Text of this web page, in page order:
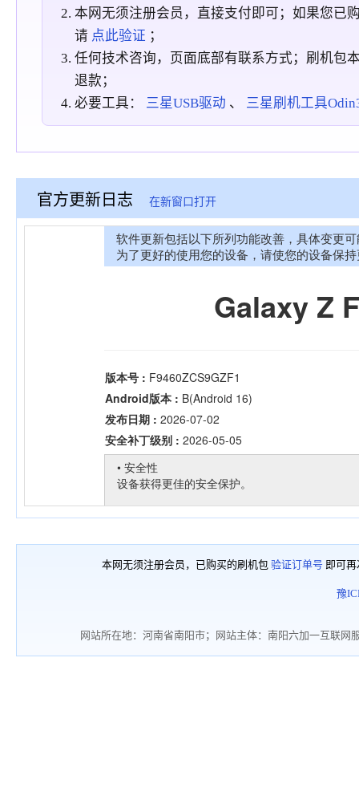
本网无须注册会员，直接支付即可；如果您已
请 点此验证 ；
任何技术咨询，页面底部有联系方式；刷机包
退款；
必要工具： 三星USB驱动 、 三星刷机工具
官方更新日志 在新窗口打开
本网无须注册会员，已购买的刷机包 验证订单号 即可
豫
网站所在地：河南省南阳市；网站主体：南阳六加一互联